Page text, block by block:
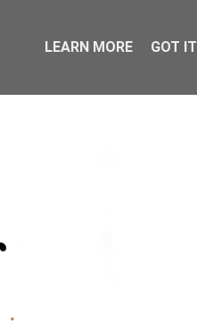
LEARN MORE GOT IT